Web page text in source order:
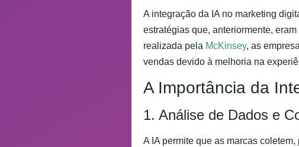
A integração da IA no marketing
estratégias que, anteriormente,
realizada pela McKinsey, as
vendas devido à melhoria na
A Importância da
1. Análise de Dados e
A IA permite que as marcas